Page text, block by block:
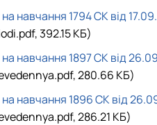
навчання 1794 СК від 17.09.
392.15 КБ)
навчання 1897 СК від
280.66 КБ)
навчання 1896 СК від
286.21 КБ)